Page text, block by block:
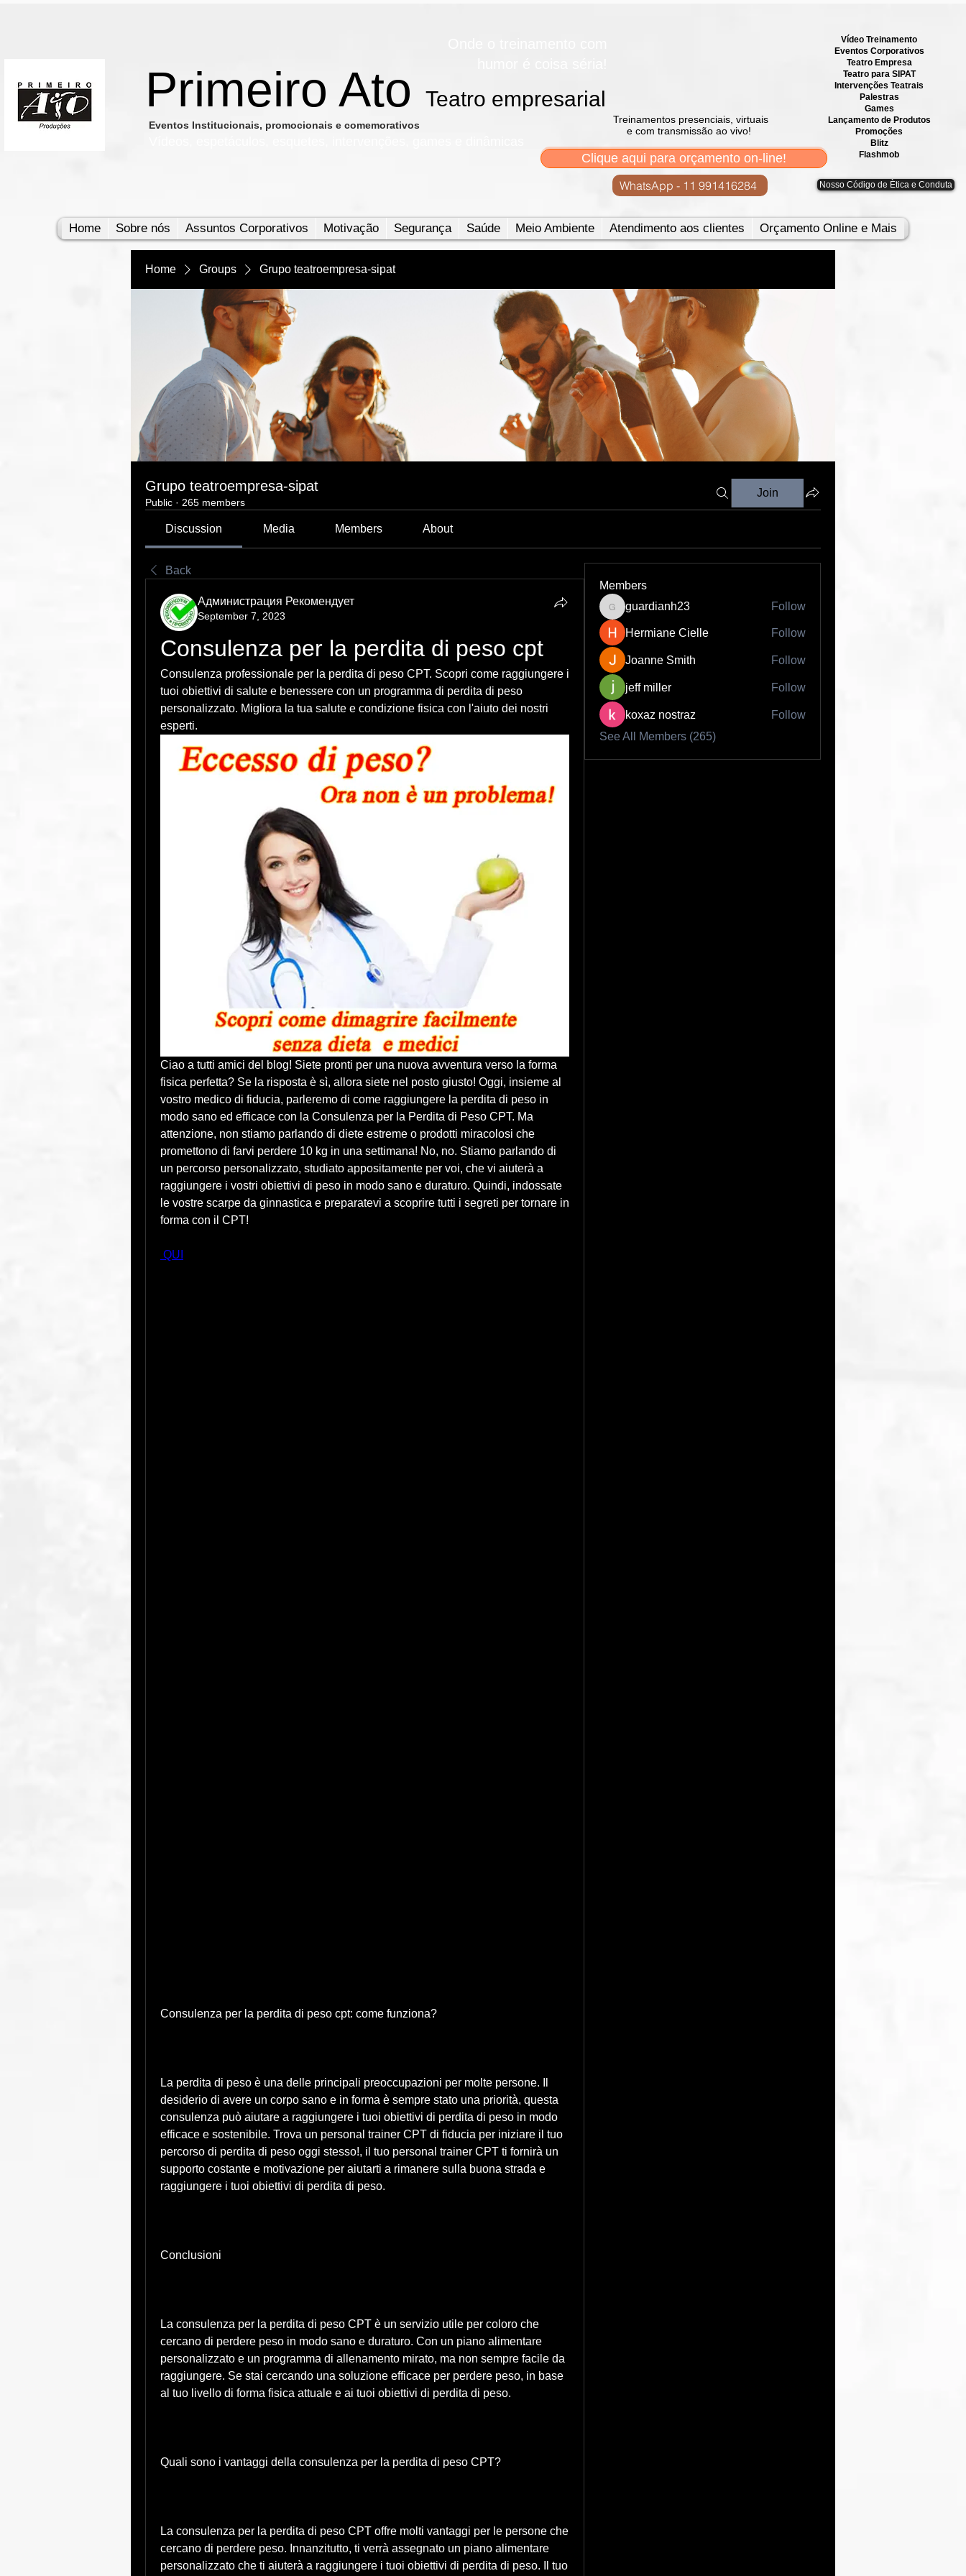
Primeiro Ato Teatro empresarial​
​Eventos Institucionais, promocionais e comemorativos
Treinamentos presenciais, virtuais
e com transmissão ao vivo!
Clique aqui para orçamento on-line!
WhatsApp - 11 991416284
Vídeo Treinamento
Eventos Corporativos
​Teatro Empresa
Teatro para SIPAT
Intervenções Teatrais
Palestras
Games
Lançamento de Produtos
Promoções
Blitz
Flashmob
Nosso Código de Ètica e Conduta
Home Sobre nós Assuntos Corporativos Motivação Segurança Saúde Meio Ambiente Atendimento aos clientes Orçamento Online e Mais
Home Groups Grupo teatroempresa-sipat
Grupo teatroempresa-sipat
Public · 265 members
Join
Discussion Media Members About
Back
Администрация Рекомендует
September 7, 2023
Consulenza per la perdita di peso cpt
Consulenza professionale per la perdita di peso CPT. Scopri come raggiungere i
tuoi obiettivi di salute e benessere con un programma di perdita di peso
personalizzato. Migliora la tua salute e condizione fisica con l'aiuto dei nostri
esperti.
Ciao a tutti amici del blog! Siete pronti per una nuova avventura verso la forma
fisica perfetta? Se la risposta è sì, allora siete nel posto giusto! Oggi, insieme al
vostro medico di fiducia, parleremo di come raggiungere la perdita di peso in
modo sano ed efficace con la Consulenza per la Perdita di Peso CPT. Ma
attenzione, non stiamo parlando di diete estreme o prodotti miracolosi che
promettono di farvi perdere 10 kg in una settimana! No, no. Stiamo parlando di
un percorso personalizzato, studiato appositamente per voi, che vi aiuterà a
raggiungere i vostri obiettivi di peso in modo sano e duraturo. Quindi, indossate
le vostre scarpe da ginnastica e preparatevi a scoprire tutti i segreti per tornare in
forma con il CPT!
QUI
Consulenza per la perdita di peso cpt: come funziona?
La perdita di peso è una delle principali preoccupazioni per molte persone. Il
desiderio di avere un corpo sano e in forma è sempre stato una priorità, questa
consulenza può aiutare a raggiungere i tuoi obiettivi di perdita di peso in modo
efficace e sostenibile. Trova un personal trainer CPT di fiducia per iniziare il tuo
percorso di perdita di peso oggi stesso!, il tuo personal trainer CPT ti fornirà un
supporto costante e motivazione per aiutarti a rimanere sulla buona strada e
raggiungere i tuoi obiettivi di perdita di peso.
Conclusioni
La consulenza per la perdita di peso CPT è un servizio utile per coloro che
cercano di perdere peso in modo sano e duraturo. Con un piano alimentare
personalizzato e un programma di allenamento mirato, ma non sempre facile da
raggiungere. Se stai cercando una soluzione efficace per perdere peso, in base
al tuo livello di forma fisica attuale e ai tuoi obiettivi di perdita di peso.
Quali sono i vantaggi della consulenza per la perdita di peso CPT?
La consulenza per la perdita di peso CPT offre molti vantaggi per le persone che
cercano di perdere peso. Innanzitutto, ti verrà assegnato un piano alimentare
personalizzato che ti aiuterà a raggiungere i tuoi obiettivi di perdita di peso. Il tuo
Members
guardianh23
guardianh23 Follow
Hermiane Cielle Follow
Joanne Smith Follow
jeff miller Follow
koxaz nostraz
Follow
See All Members (265)